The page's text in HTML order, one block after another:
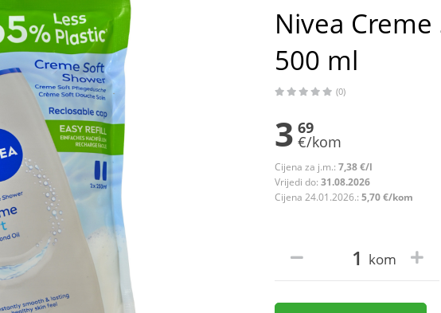
Nivea
500 ml
(0)
3 69
€/kom
Cijena za j.m.: 7,38 €/l
Vrijedi do: 31.08.2026
Cijena 24.01.2026.: 5,70 €/kom
kom